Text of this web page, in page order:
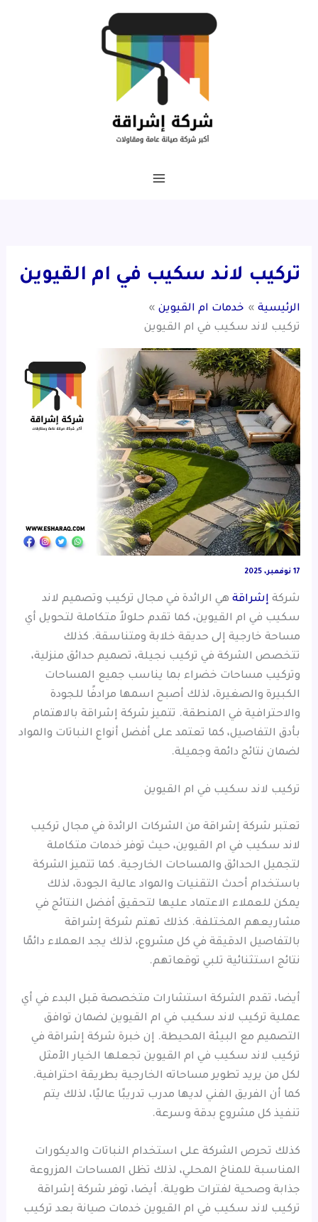
تركيب لاند سكيب في ام القيوين
الرئيسية
خدمات ام القيوين
تركيب لاند سكيب في ام القيوين
17 نوفمبر، 2025
شركة إشراقة هي الرائدة في مجال تركيب وتصميم لاند
سكيب في ام القيوين، كما تقدم حلولاً متكاملة لتحويل أي
مساحة خارجية إلى حديقة خلابة ومتناسقة. كذلك
تتخصص الشركة في تركيب نجيلة، تصميم حدائق منزلية،
وتركيب مساحات خضراء بما يناسب جميع المساحات
الكبيرة والصغيرة، لذلك أصبح اسمها مرادفًا للجودة
والاحترافية في المنطقة. تتميز شركة إشراقة بالاهتمام
بأدق التفاصيل، كما تعتمد على أفضل أنواع النباتات والمواد
لضمان نتائج دائمة وجميلة.
تركيب لاند سكيب في ام القيوين
تعتبر شركة إشراقة من الشركات الرائدة في مجال تركيب
لاند سكيب في ام القيوين، حيث توفر خدمات متكاملة
لتجميل الحدائق والمساحات الخارجية. كما تتميز الشركة
باستخدام أحدث التقنيات والمواد عالية الجودة، لذلك
يمكن للعملاء الاعتماد عليها لتحقيق أفضل النتائج في
مشاريعهم المختلفة. كذلك تهتم شركة إشراقة
بالتفاصيل الدقيقة في كل مشروع، لذلك يجد العملاء دائمًا
نتائج استثنائية تلبي توقعاتهم.
أيضا، تقدم الشركة استشارات متخصصة قبل البدء في أي
عملية تركيب لاند سكيب في ام القيوين لضمان توافق
التصميم مع البيئة المحيطة. إن خبرة شركة إشراقة في
تركيب لاند سكيب في ام القيوين تجعلها الخيار الأمثل
لكل من يريد تطوير مساحاته الخارجية بطريقة احترافية.
كما أن الفريق الفني لديها مدرب تدريبًا عاليًا، لذلك يتم
تنفيذ كل مشروع بدقة وسرعة.
كذلك تحرص الشركة على استخدام النباتات والديكورات
المناسبة للمناخ المحلي، لذلك تظل المساحات المزروعة
جذابة وصحية لفترات طويلة. أيضا، توفر شركة إشراقة
تركيب لاند سكيب في ام القيوين خدمات صيانة بعد تركيب